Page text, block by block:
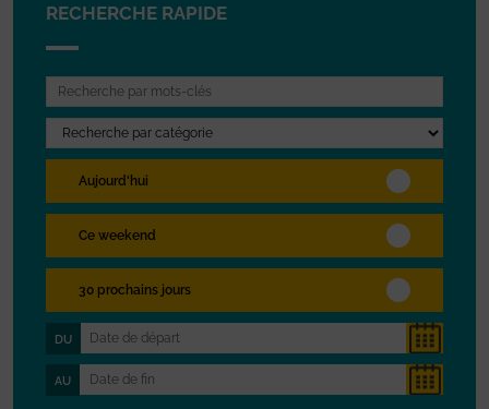
RECHERCHE RAPIDE
Aujourd'hui
Ce weekend
30 prochains jours
DU
AU